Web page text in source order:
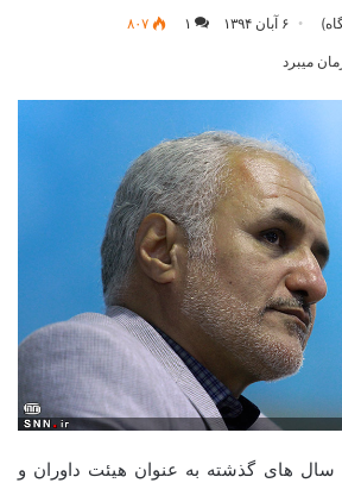
۶ آبان ۱۳۹۴ ۱ ۸۰۷
های گذشته به عنوان هیئت داوران و